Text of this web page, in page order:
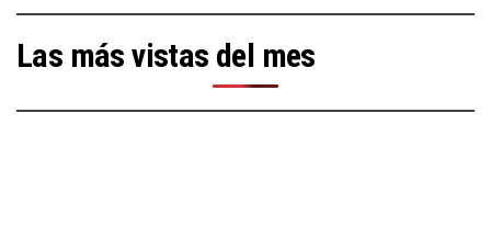
Las más vistas del mes